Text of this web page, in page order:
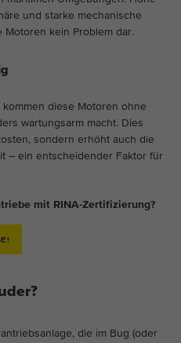
und starke mechanische
kein Problem dar.
diese Motoren ohne
wartungsarm macht. Dies
sondern erhöht auch die
– ein entscheidender Faktor für
mit RINA-Zertifizierung?
die im Bug (oder